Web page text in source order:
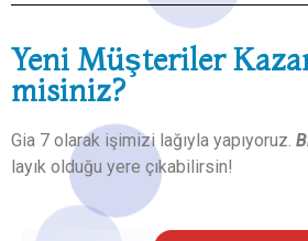
Yeni Müşteriler
misiniz?
Gia 7 olarak işimizi lağıyla yapıyoruz.
layık olduğu yere çıkabilirsin!